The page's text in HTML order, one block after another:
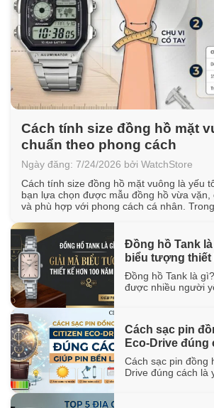
Cách tính size đồng hồ mặt
chuẩn theo phong cách
Ngày đăng: 7/24/2026 bởi WatchStore
Cách tính size đồng hồ mặt vuông là yếu
bạn lựa chọn được mẫu đồng hồ vừa vặn,
và phù hợp với phong cách cá nhân.
thước mặt vuông [...]
Đồng hồ Tank
biểu tượng thiết
năm tuổi
Đồng hồ Tank là
được nhiều người
Trong bài viết này,
giúp bạn khám phá
đặc điểm [...]
Cách sạc pin
Eco-Drive đúng
bền lâu
Cách sạc pin đồng
Drive đúng cách là